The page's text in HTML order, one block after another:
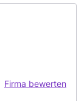
Firma bewerten